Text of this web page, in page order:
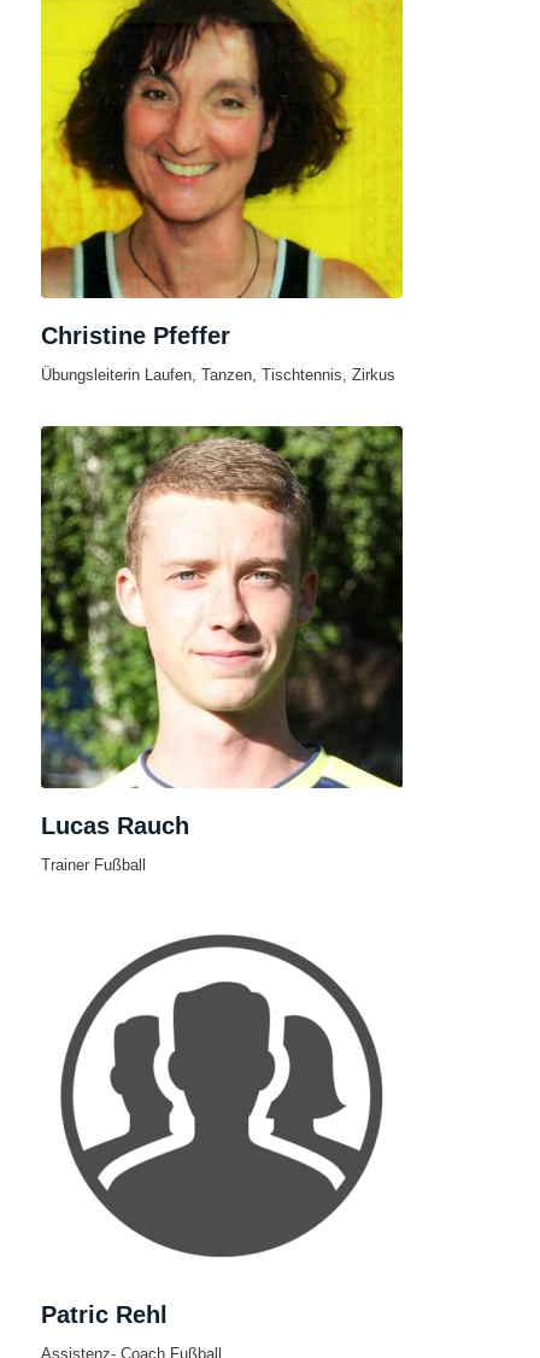
Christine Pfeffer
Übungsleiterin Laufen, Tanzen, Tischtennis, Zirkus
Lucas Rauch
Trainer Fußball
Patric Rehl
Assistenz- Coach Fußball